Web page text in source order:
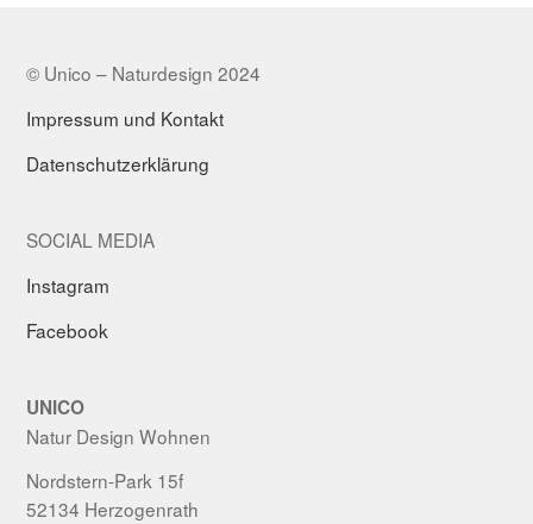
© Unico – Naturdesign 2024
Impressum und Kontakt
Datenschutzerklärung
SOCIAL MEDIA
Instagram
Facebook
UNICO
Natur Design Wohnen
Nordstern-Park 15f
52134 Herzogenrath